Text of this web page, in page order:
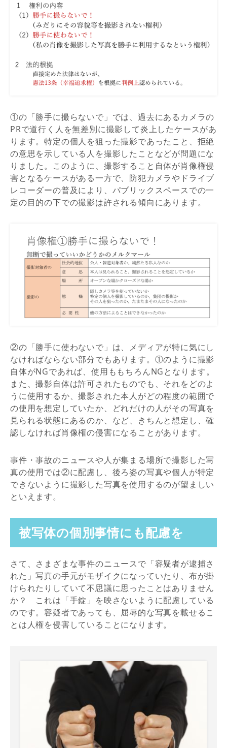
①の「勝手に撮らないで」では、過去にあるカメラの
PRで道行く人を無差別に撮影して炎上したケースがあ
ります。特定の個人を狙った撮影であったこと、拒絶
の意思を示している人を撮影したことなどが問題にな
りました。このように、撮影すること自体が肖像権侵
害となるケースがある一方で、防犯カメラやドライブ
レコーダーの普及により、パブリックスペースでの一
定の目的の下での撮影は許される傾向にあります。
②の「勝手に使わないで」は、メディアが特に気にし
なければならない部分でもあります。①のように撮影
自体がNGであれば、使用ももちろんNGとなります。
また、撮影自体は許可されたものでも、それをどのよ
うに使用するか、撮影された本人がどの程度の範囲で
の使用を想定していたか、どれだけの人がその写真を
見られる状態にあるのか、など、きちんと想定し、確
認しなければ肖像権の侵害になることがあります。
事件・事故のニュースや人が集まる場所で撮影した写
真の使用では②に配慮し、後ろ姿の写真や個人が特定
できないように撮影した写真を使用するのが望ましい
といえます。
被写体の個別事情にも配慮を
さて、さまざまな事件のニュースで「容疑者が逮捕さ
れた」写真の手元がモザイクになっていたり、布が掛
けられたりしていて不思議に思ったことはありません
か？ これは「手錠」を映さないように配慮している
のです。容疑者であっても、屈辱的な写真を載せるこ
とは人権を侵害していることになります。